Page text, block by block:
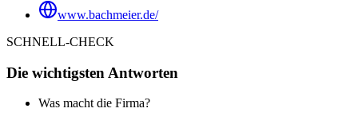
www.bachmeier.de/
SCHNELL-CHECK
Die wichtigsten Antworten
Was macht die Firma?